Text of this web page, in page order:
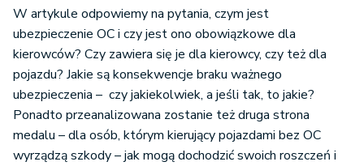
z kierowcą nieposiadającym OC
Podsumowanie - bark OC
W artykule odpowiemy na pytania, czym jest
ubezpieczenie OC i czy jest ono obowiązkowe dla
kierowców? Czy zawiera się je dla kierowcy, czy też dla
pojazdu? Jakie są konsekwencje braku ważnego
ubezpieczenia – czy jakiekolwiek, a jeśli tak, to jakie?
Ponadto przeanalizowana zostanie też druga strona
medalu – dla osób, którym kierujący pojazdami bez OC
wyrządzą szkody – jak mogą dochodzić swoich roszczeń i